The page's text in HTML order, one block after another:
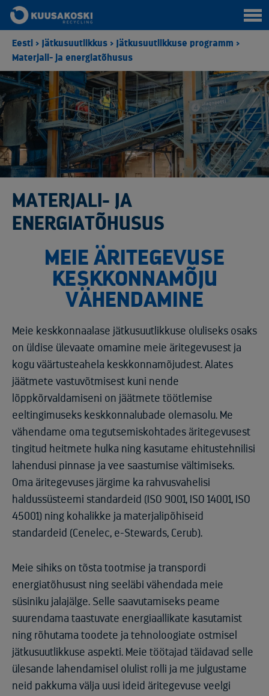
Eesti > Jätkusuutlikkus > Jätkusuutlikkuse programm >
Materjali- ja energiatõhusus
MATERJALI- JA
ENERGIATÕHUSUS
MEIE ÄRITEGEVUSE
KESKKONNAMÕJU
VÄHENDAMINE
Meie keskkonnaalase jätkusuutlikkuse oluliseks osaks
on üldise ülevaate omamine meie äritegevusest ja
kogu väärtusteahela keskkonnamõjudest. Alates
jäätmete vastuvõtmisest kuni nende
lõppkõrvaldamiseni on jäätmete töötlemise
eeltingimuseks keskkonnalubade olemasolu. Me
vähendame oma tegutsemiskohtades äritegevusest
tingitud heitmete hulka ning kasutame ehitustehnilisi
lahendusi pinnase ja vee saastumise vältimiseks.
Oma äritegevuses järgime ka rahvusvahelisi
haldussüsteemi standardeid (ISO 9001, ISO 14001, ISO
45001) ning kohalikke ja materjalipõhiseid
standardeid (Cenelec, e-Stewards, Cerub).
Meie sihiks on tõsta tootmise ja transpordi
energiatõhusust ning seeläbi vähendada meie
süsiniku jalajälge. Selle saavutamiseks peame
suurendama taastuvate energiaallikate kasutamist
ning rõhutama toodete ja tehnoloogiate ostmisel
jätkusuutlikkuse aspekti. Meie töötajad täidavad selle
ülesande lahendamisel olulist rolli ja me julgustame
neid pakkuma välja uusi ideid äritegevuse veelgi